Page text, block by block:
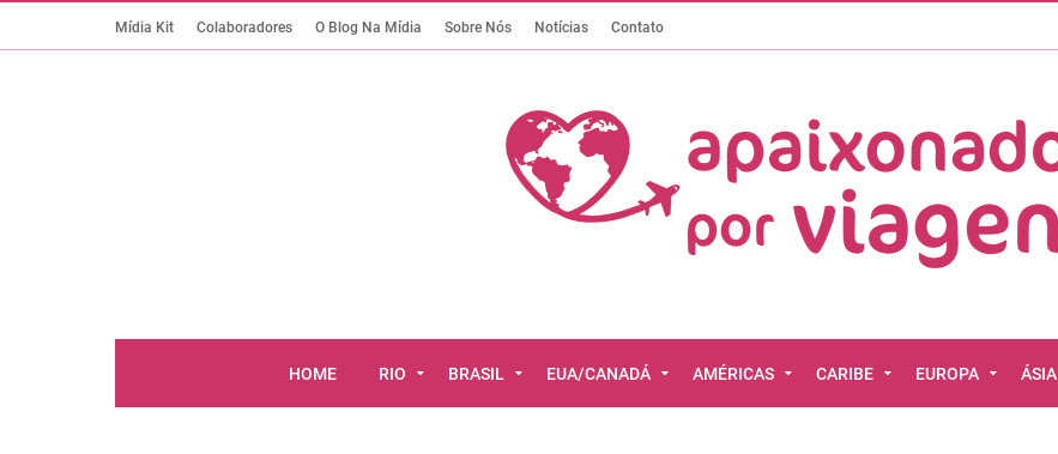
Mídia Kit Colaboradores O Blog Na Mídia Sobre Nós Notícias Contato
HOME RIO BRASIL EUA/CANADÁ AMÉRICAS CARIBE EUROPA ÁSIA